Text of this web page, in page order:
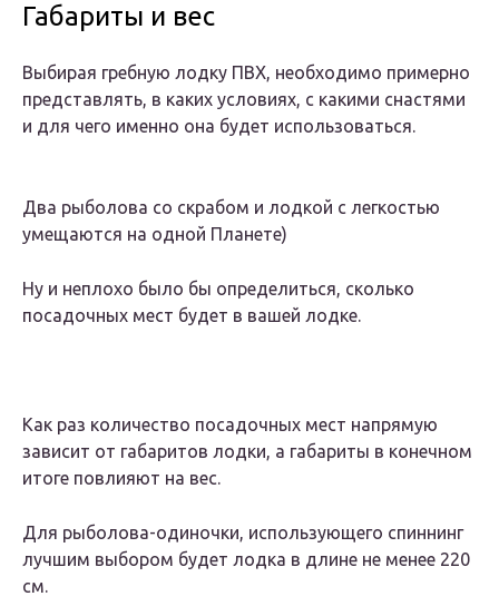
Габариты и вес
Выбирая гребную лодку ПВХ, необходимо примерно
представлять, в каких условиях, с какими снастями
и для чего именно она будет использоваться.
Два рыболова со скрабом и лодкой с легкостью
умещаются на одной Планете)
Ну и неплохо было бы определиться, сколько
посадочных мест будет в вашей лодке.
Как раз количество посадочных мест напрямую
зависит от габаритов лодки, а габариты в конечном
итоге повлияют на вес.
Для рыболова-одиночки, использующего спиннинг
лучшим выбором будет лодка в длине не менее 220
см.